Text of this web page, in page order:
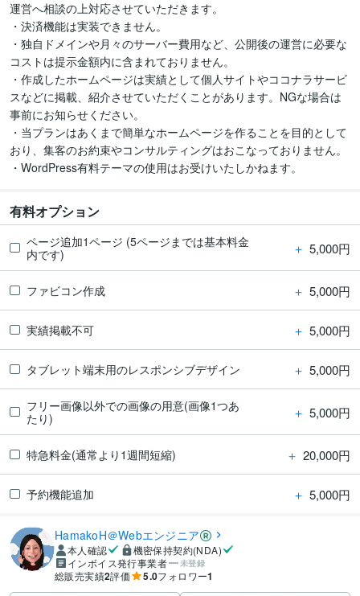
運営へ相談の上対応させていただきます。
・決済機能は実装できません。
・独自ドメインや月々のサーバー費用など、公開後の運営に必要な
コストは提示金額内に含まれておりません。
・作成したホームページは実績として個人サイトやココナラサービ
スなどに掲載、紹介させていただくことがあります。NGな場合は
事前にお知らせください。
・当プランはあくまで簡単なホームページを作ることを目的として
おり、集客のお約束やコンサルティングはおこなっておりません。
・WordPress有料テーマの使用はお受けいたしかねます。
有料オプション
ページ追加1ページ (5ページまでは基本料金
内です)
＋ 5,000円
ファビコン作成 ＋ 5,000円
実績掲載不可 ＋ 5,000円
タブレット端末用のレスポンシブデザイン ＋ 5,000円
フリー画像以外での画像の用意(画像1つあ
たり)
＋ 5,000円
特急料金(通常より1週間短縮) ＋ 20,000円
予約機能追加 ＋ 5,000円
HamakoH＠Webエンジニア
本人確認
機密保持契約(NDA)
インボイス発行事業者
未登録
総販売実績2評価 5.0フォロワー1